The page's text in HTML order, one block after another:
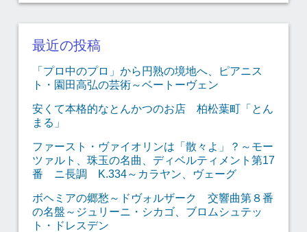
最近の投稿
「プロ中のプロ」から円熟の境地へ、ピアニス
ト・園田高弘の芸術～ベートーヴェン
安くて本格的なとんかつのお店 柏松葉町「とん
まる」
ファースト・ヴァイオリンは「散々よ」？～モー
ツァルト、珠玉の名曲、ディベルティメント第17
番 ニ長調 K.334～カラヤン、ヴェーグ
ボヘミアの郷愁～ドヴォルザーク 交響曲第８番
の名盤～ジュリーニ・シカゴ、ブロムシュテッ
ト・ドレスデン